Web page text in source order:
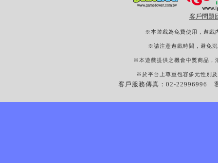
客戶問題
※本遊戲為免費使用，遊戲
※請注意遊戲時間，避免
※本遊戲提供之機會中獎商品，
※於平台上尊重包容多元性別
客戶服務傳真：02-22996996